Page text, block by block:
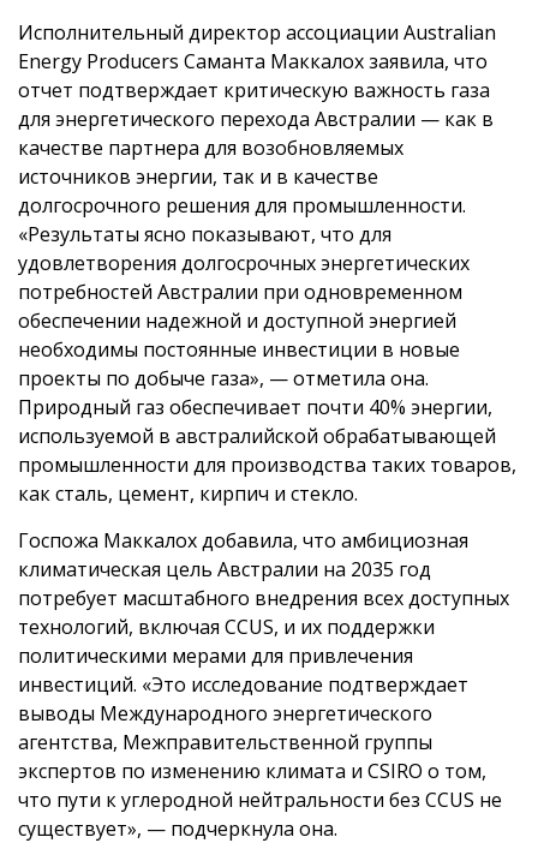
Исполнительный директор ассоциации Australian
Energy Producers Саманта Маккалох заявила, что
отчет подтверждает критическую важность газа
для энергетического перехода Австралии — как в
качестве партнера для возобновляемых
источников энергии, так и в качестве
долгосрочного решения для промышленности.
«Результаты ясно показывают, что для
удовлетворения долгосрочных энергетических
потребностей Австралии при одновременном
обеспечении надежной и доступной энергией
необходимы постоянные инвестиции в новые
проекты по добыче газа», — отметила она.
Природный газ обеспечивает почти 40% энергии,
используемой в австралийской обрабатывающей
промышленности для производства таких товаров,
как сталь, цемент, кирпич и стекло.
Госпожа Маккалох добавила, что амбициозная
климатическая цель Австралии на 2035 год
потребует масштабного внедрения всех доступных
технологий, включая CCUS, и их поддержки
политическими мерами для привлечения
инвестиций. «Это исследование подтверждает
выводы Международного энергетического
агентства, Межправительственной группы
экспертов по изменению климата и CSIRO о том,
что пути к углеродной нейтральности без CCUS не
существует», — подчеркнула она.